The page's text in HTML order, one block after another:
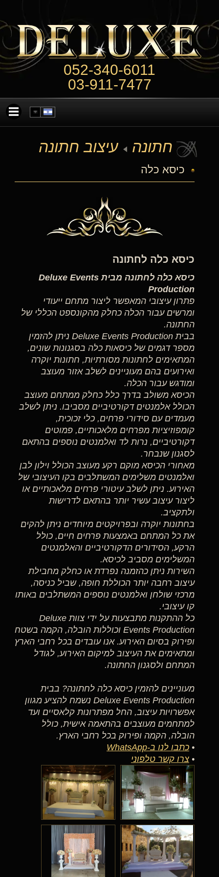
052-340-6011
03-911-7477
חתונה עיצוב חתונה
כיסא כלה
כיסא כלה לחתונה
כיסא כלה לחתונה מבית Deluxe Events
Production
פתרון עיצובי המאפשר ליצור מתחם ייעודי
ומרשים עבור הכלה כחלק מהקונספט הכללי של
החתונה.
בבית Deluxe Events Production ניתן להזמין
מספר דגמים של כיסאות כלה בסגנונות שונים,
המתאימים לחתונות מסורתיות, חתונות יוקרה
ואירועים בהם מעוניינים לשלב אזור מעוצב
ומודגש עבור הכלה.
הכיסא משולב בדרך כלל כחלק ממתחם מעוצב
הכולל אלמנטים דקורטיביים מסביבו. ניתן לשלב
מעמדים עם סידורי פרחים, כלי זכוכית,
קומפוזיציות מפרחים מלאכותיים, פמוטים
דקורטיביים, נרות לד ואלמנטים נוספים בהתאם
לסגנון שנבחר.
מאחורי הכיסא מוקם רקע מעוצב הכולל וילון לבן
ואלמנטים משלימים המשתלבים בקו העיצובי של
האירוע. ניתן לשלב עיטורי פרחים מלאכותיים או
ליצור עיצוב עשיר יותר בהתאם לדרישות
ולתקציב.
בחתונות יוקרה ובפרויקטים מיוחדים ניתן להקים
את כל המתחם באמצעות פרחים חיים, כולל
הרקע, הסידורים הדקורטיביים והאלמנטים
המשלימים מסביב לכיסא.
השירות ניתן כהזמנה נפרדת או כחלק מחבילת
עיצוב רחבה יותר הכוללת חופה, שביל כניסה,
מרכזי שולחן ואלמנטים נוספים המשתלבים באותו
קו עיצובי.
כל ההתקנות מתבצעות על ידי צוות Deluxe
Events Production וכוללות הובלה, הקמה בשטח
ופירוק בסיום האירוע. אנו עובדים בכל רחבי הארץ
ומתאימים את העיצוב למיקום האירוע, לגודל
המתחם ולסגנון החתונה.
מעוניינים להזמין כיסא כלה לחתונה? בבית
Deluxe Events Production נשמח להציע מגוון
אפשרויות עיצוב, החל מפתרונות קלאסיים ועד
למתחמים מעוצבים בהתאמה אישית, כולל
הובלה, הקמה ופירוק בכל רחבי הארץ.
• כתבו לנו ב-WhatsApp
• צרו קשר טלפוני